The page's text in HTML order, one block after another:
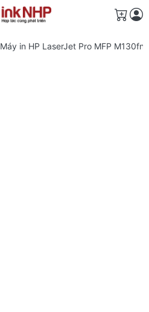
Giỏ
Máy in HP LaserJet Pro MFP M130fn